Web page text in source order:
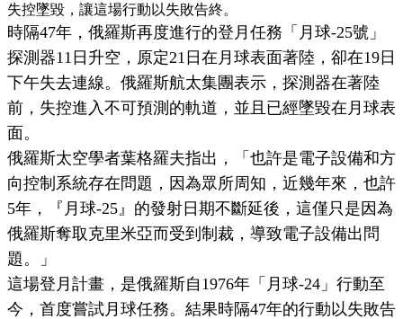
失控墜毀，讓這場行動以失敗告終。
時隔47年，俄羅斯再度進行的登月任務「月球-25號」
探測器11日升空，原定21日在月球表面著陸，卻在19日
下午失去連線。俄羅斯航太集團表示，探測器在著陸
前，失控進入不可預測的軌道，並且已經墜毀在月球表
面。
俄羅斯太空學者葉格羅夫指出，「也許是電子設備和方
向控制系統存在問題，因為眾所周知，近幾年來，也許
5年，『月球-25』的發射日期不斷延後，這僅只是因為
俄羅斯奪取克里米亞而受到制裁，導致電子設備出問
題。」
這場登月計畫，是俄羅斯自1976年「月球-24」行動至
今，首度嘗試月球任務。結果時隔47年的行動以失敗告